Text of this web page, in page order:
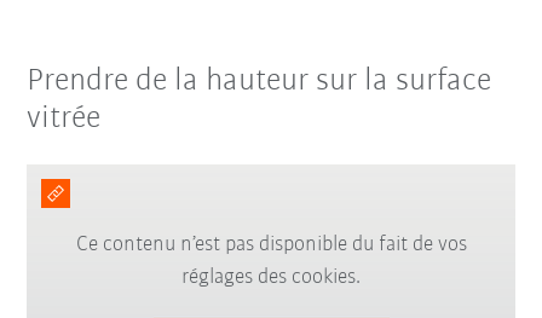
Prendre de la hauteur sur la surface
vitrée
Ce contenu n’est pas disponible du fait de vos
réglages des cookies.